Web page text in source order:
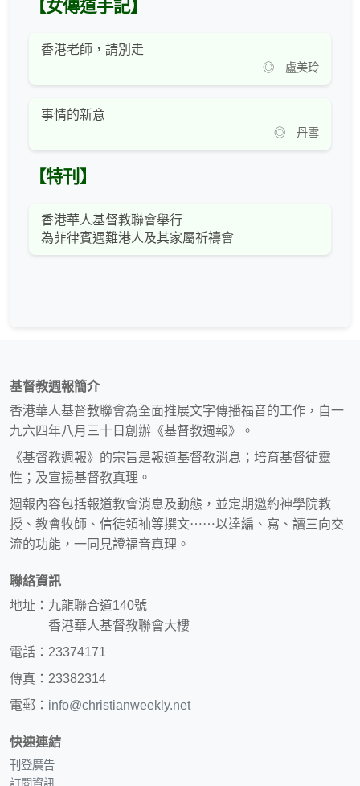
【女傳道手記】
香港老師，請別走
◎ 盧美玲
事情的新意
◎ 丹雪
【特刊】
香港華人基督教聯會舉行
為菲律賓遇難港人及其家屬祈禱會
基督教週報簡介
香港華人基督教聯會為全面推展文字傳播福音的工作，自一
九六四年八月三十日創辦《基督教週報》。
《基督教週報》的宗旨是報道基督教消息；培育基督徒靈
性；及宣揚基督教真理。
週報內容包括報道教會消息及動態，並定期邀約神學院教
授、教會牧師、信徒領袖等撰文⋯⋯以達編、寫、讀三向交
流的功能，一同見證福音真理。
聯絡資訊
地址：九龍聯合道140號
香港華人基督教聯會大樓
電話：23374171
傳真：23382314
電郵： info@christianweekly.net
快速連結
刊登廣告